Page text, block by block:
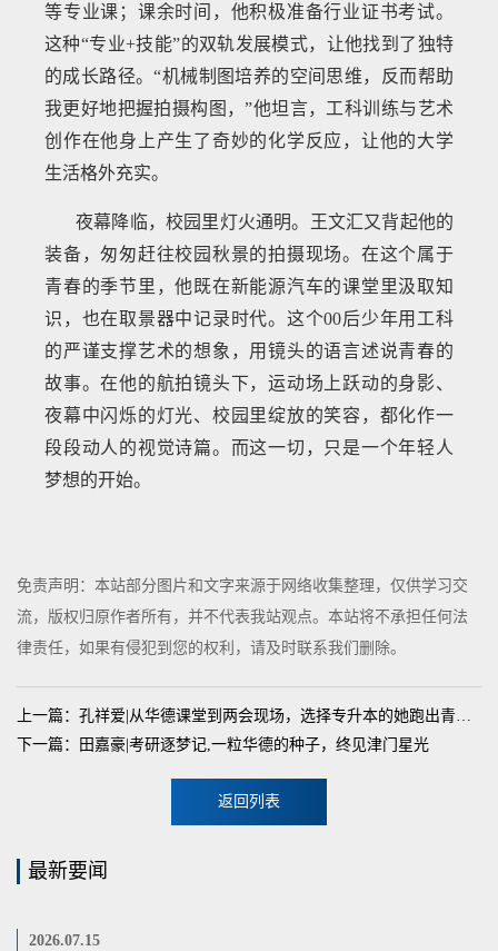
等专业课；课余时间，他积极准备行业证书考试。
这种“专业+技能”的双轨发展模式，让他找到了独特
的成长路径。“机械制图培养的空间思维，反而帮助
我更好地把握拍摄构图，”他坦言，工科训练与艺术
创作在他身上产生了奇妙的化学反应，让他的大学
生活格外充实。
夜幕降临，校园里灯火通明。王文汇又背起他的
装备，匆匆赶往校园秋景的拍摄现场。在这个属于
青春的季节里，他既在新能源汽车的课堂里汲取知
识，也在取景器中记录时代。这个00后少年用工科
的严谨支撑艺术的想象，用镜头的语言述说青春的
故事。在他的航拍镜头下，运动场上跃动的身影、
夜幕中闪烁的灯光、校园里绽放的笑容，都化作一
段段动人的视觉诗篇。而这一切，只是一个年轻人
梦想的开始。
免责声明：本站部分图片和文字来源于网络收集整理，仅供学习交
流，版权归原作者所有，并不代表我站观点。本站将不承担任何法
律责任，如果有侵犯到您的权利，请及时联系我们删除。
上一篇：孔祥爱|从华德课堂到两会现场，选择专升本的她跑出青春“加速度”
下一篇：田嘉豪|考研逐梦记,一粒华德的种子，终见津门星光
返回列表
最新要闻
2026.07.15